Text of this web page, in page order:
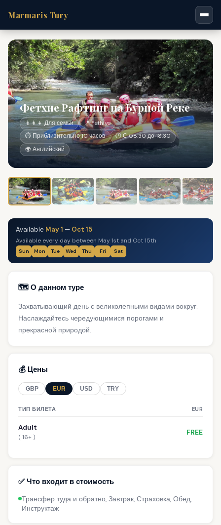
Marmaris Tury
Фетхие Рафтинг на Бурной Реке
👨‍👩‍👧 Для семьи
📍 Fethiye
⏱ Приблизительно 10 часов
🕐 С 08:30 до 18:30
🌍 Английский
Available May 1 — Oct 15
Available every day between May 1st and Oct 15th
Sun Mon Tue Wed Thu Fri Sat
🗺️ О данном туре
Захватывающий день с великолепными видами вокруг.
Наслаждайтесь чередующимися порогами и
прекрасной природой.
💰 Цены
GBP EUR USD TRY
ТИП БИЛЕТА EUR
Adult
( 16+ )
FREE
✅ Что входит в стоимость
Трансфер туда и обратно, Завтрак, Страховка, Обед,
Инструктаж